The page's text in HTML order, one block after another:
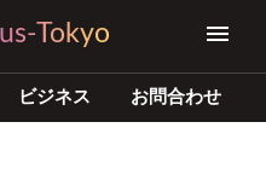
Tokyo
ビジネス お問合わせ